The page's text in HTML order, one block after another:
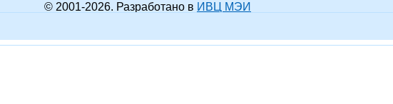
© 2001-2026. Разработано в ИВЦ МЭИ